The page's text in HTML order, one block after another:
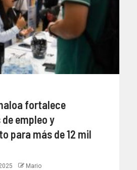
fortalece
empleo y
para más de 12 mil
Mario